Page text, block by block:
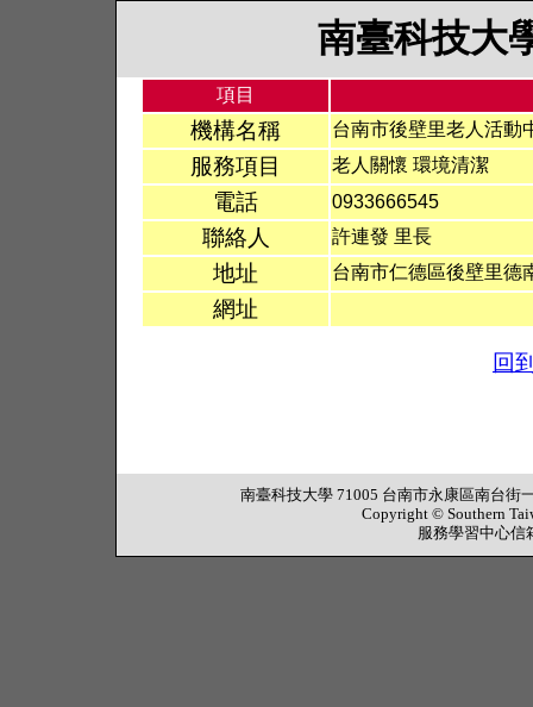
南臺科技大
項目
機構名稱 台南市後壁里老人活動
服務項目 老人關懷 環境清潔
電話 0933666545
聯絡人 許連發 里長
地址 台南市仁德區後壁里德
網址
回
南臺科技大學 71005 台南市永康區南台街
Copyright © Southern
服務學習中心信